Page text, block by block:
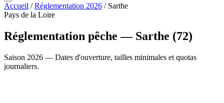
Accueil / Réglementation 2026 / Sarthe
Pays de la Loire
Réglementation pêche — Sarthe (72)
Saison 2026 — Dates d'ouverture, tailles minimales et quotas
journaliers.